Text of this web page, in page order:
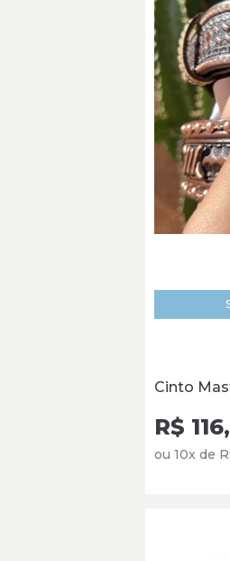
Cinto
R$
ou 10x de